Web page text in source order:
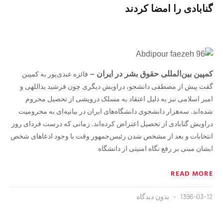
گنابادی را امضا کردند
کمپین بین‌المللی حقوق بشر در ایران – فائزه عبدی‌پور به کمپین
گفت پیش از مصطفی دانشجو، دراویش دیگری چون فرشید یداللهی و
امیر اسلامی نیز به دلیل اعتقاد به مسلک درویشی از تحصیل محروم
شده‌اند. سه‌هزار دانشجوی دانشگاه‌های ایران در بیانیه‌ای به محرومیت
دراویش گنابادی از تحصیل اعتراض کرده‌اند. زمانی که درست فردای روز
انتخابات و بعد از مشخص شدن رئیس‌جمهور وقت با وجود ادعاهای شخص
ایشان مبنی بر رفع نگاه امنیتی از دانشگاه‌
READ MORE
1396-03-12 بدون دیدگاه